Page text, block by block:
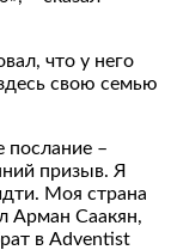
что у него
свою семью
–
призыв. Я
Моя страна
Арман Саакян,
в Adventist